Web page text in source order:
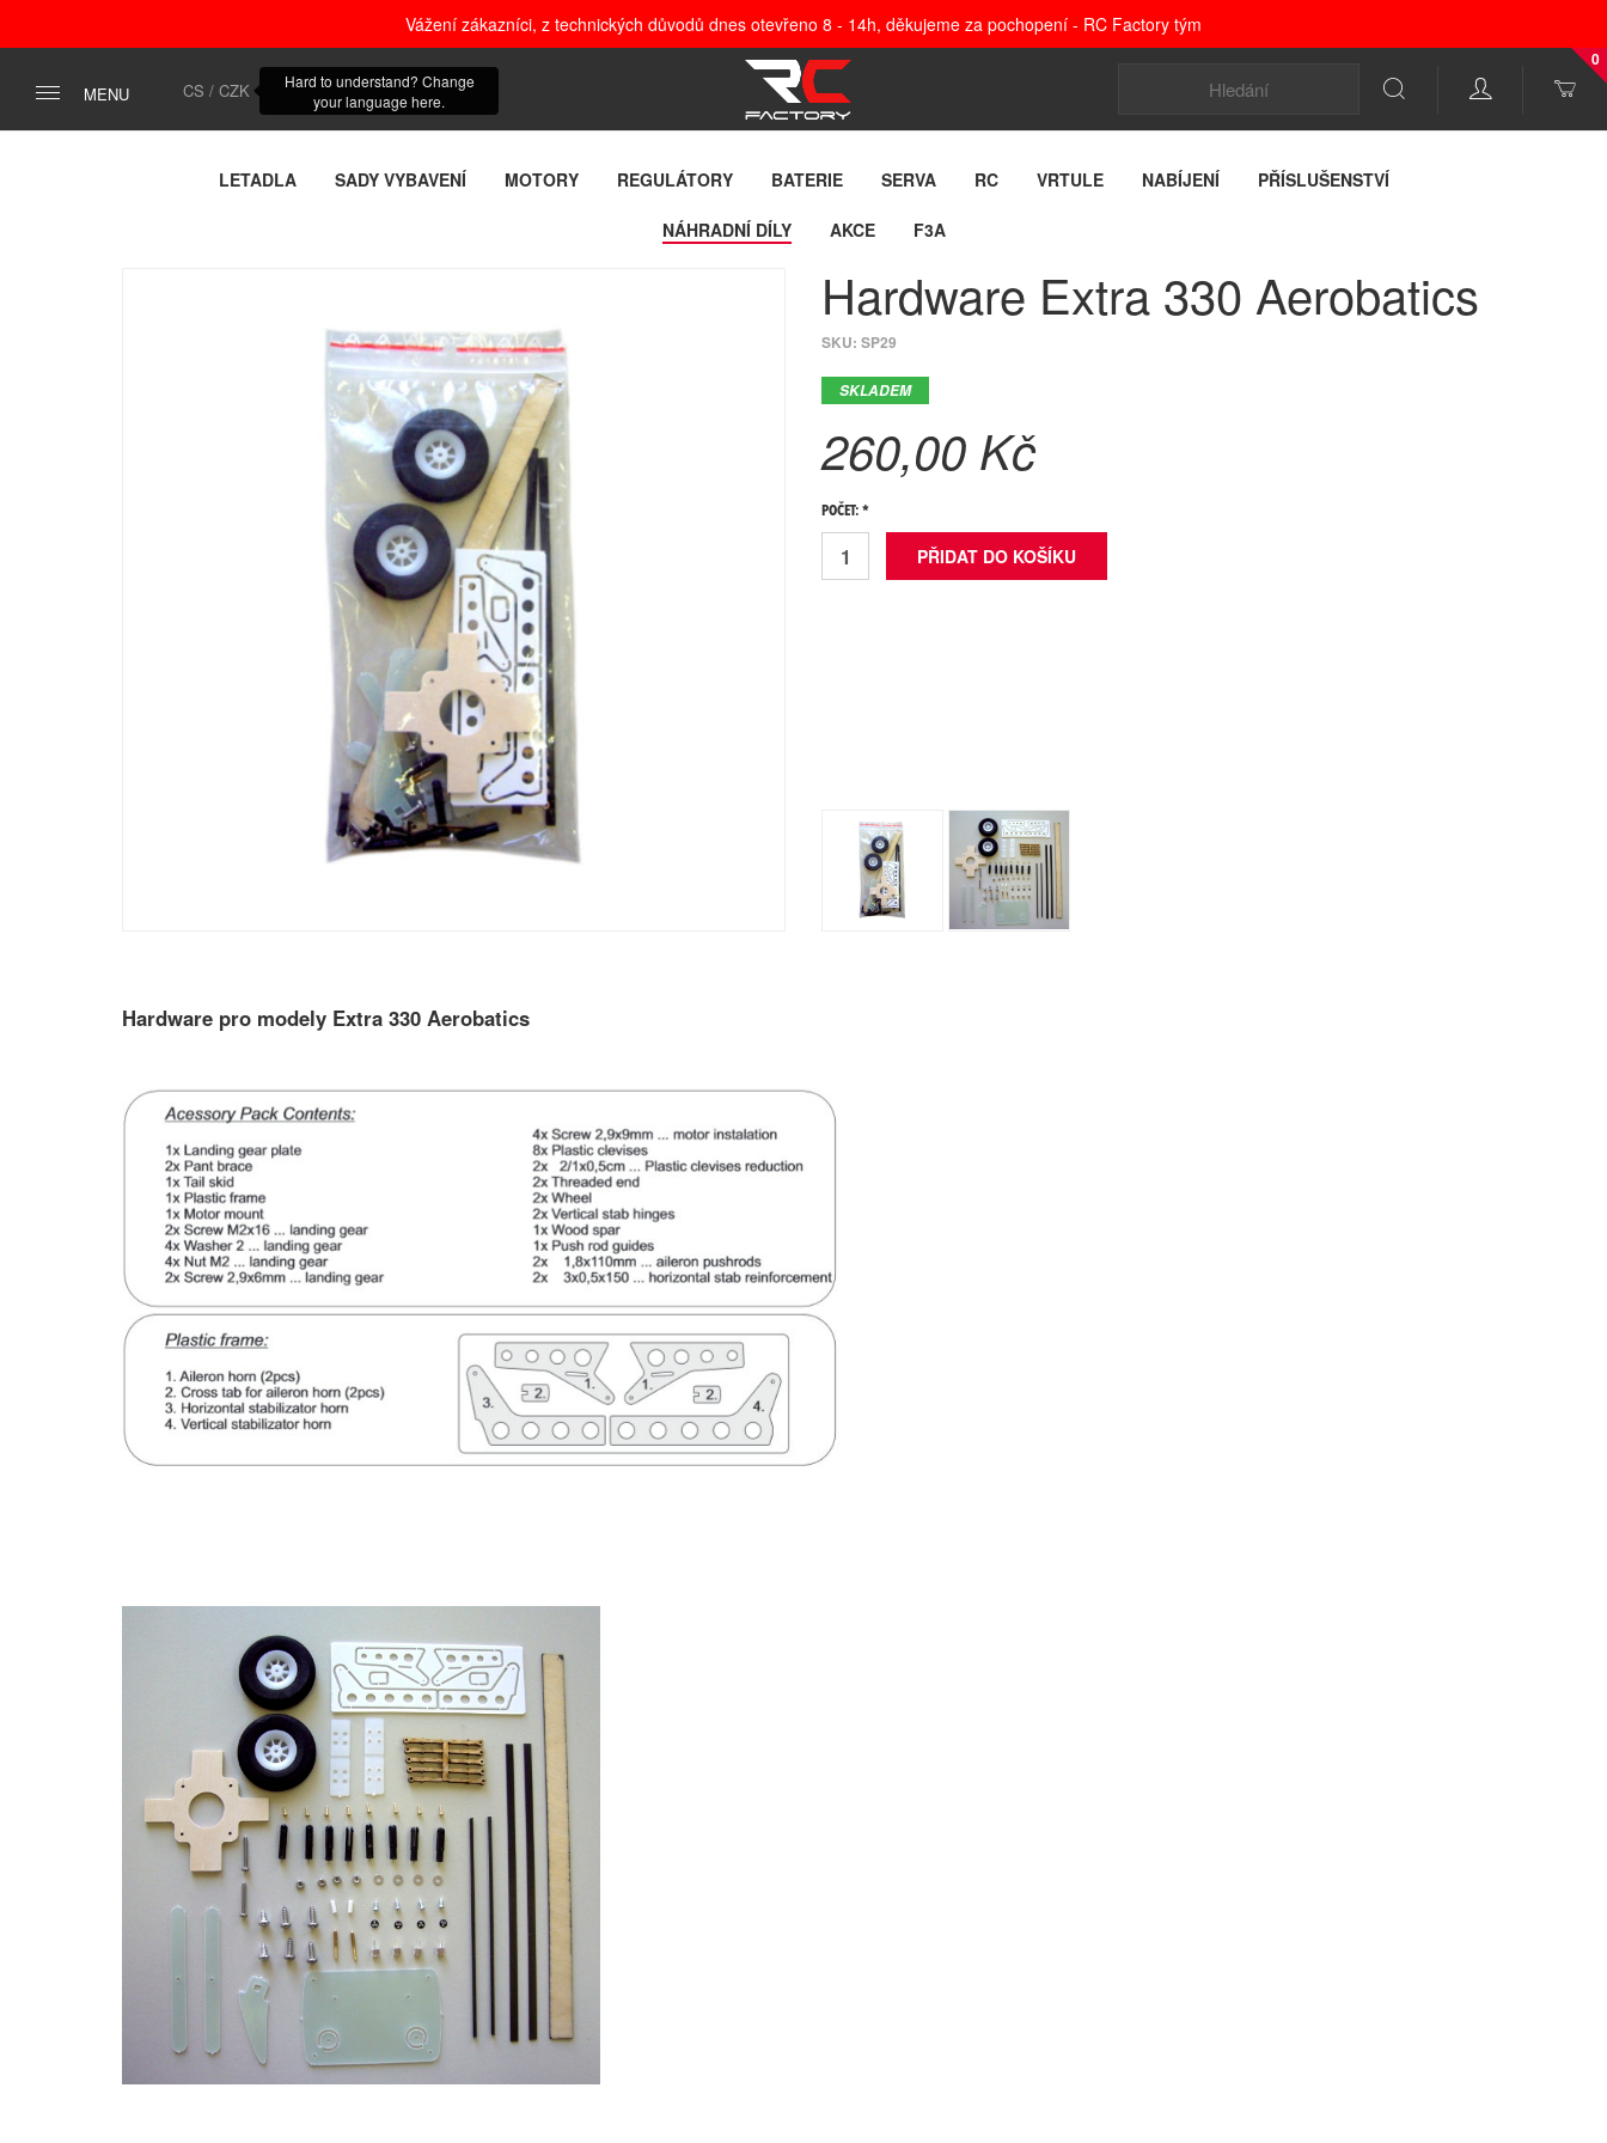
Vážení zákazníci, z technických důvodů dnes otevřeno 8 - 14h, děkujeme za pochopení - RC Factory tým
MENU CS / CZK
Hard to understand? Change
your language here.
0
LETADLA SADY VYBAVENÍ MOTORY REGULÁTORY BATERIE SERVA RC VRTULE NABÍJENÍ PŘÍSLUŠENSTVÍ
NÁHRADNÍ DÍLY AKCE F3A
Hardware Extra 330 Aerobatics
SKU: SP29
SKLADEM
260,00 Kč
POČET: *
Hardware pro modely Extra 330 Aerobatics